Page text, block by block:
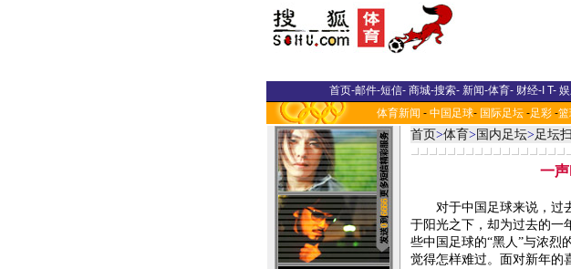
首页-邮件-短信- 商城-搜索- 新闻-体育- 财经-I T-
体育新闻 - 中国足球- 国际足坛 -足彩 -
首页>体育> 国内足坛>足坛
一
对于中国足球来说，过去
于阳光之下，却为过去的一
些中国足球的“黑人”与浓烈
觉得怎样难过。面对新年的